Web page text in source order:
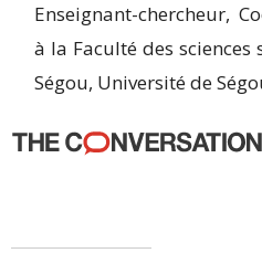
Enseignant-chercheur,
à la Faculté des sciences
Ségou, Université de